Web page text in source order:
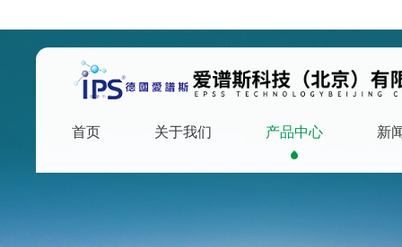
首页 关于我们 产品中心 新